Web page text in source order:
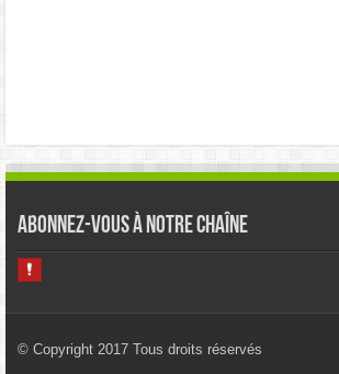
Abonnez-vous à notre chaîne
© Copyright 2017 Tous droits réservés